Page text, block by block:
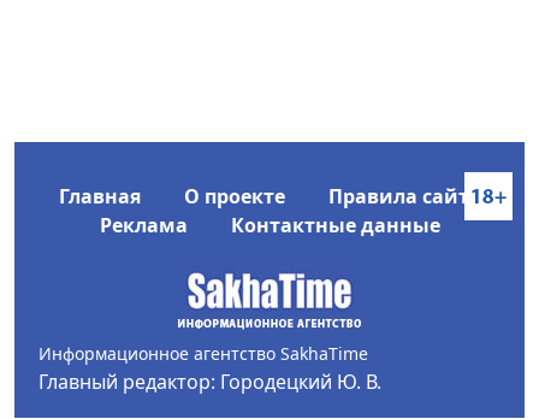
Главная О проекте
Правила сайта
Реклама
Контактные данные
Информационное агентство SakhaTime
Главный редактор: Городецкий Ю. В.